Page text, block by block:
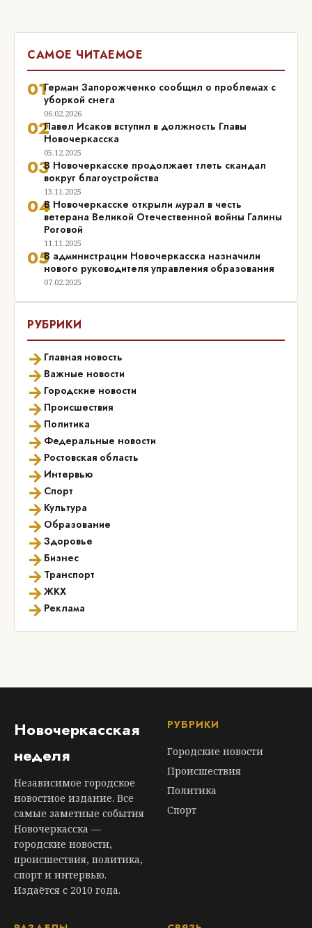
САМОЕ ЧИТАЕМОЕ
01Герман Запорожченко сообщил о проблемах с
уборкой снега
06.02.2026
02Павел Исаков вступил в должность Главы
Новочеркасска
05.12.2025
03В Новочеркасске продолжает тлеть скандал
вокруг благоустройства
13.11.2025
04В Новочеркасске открыли мурал в честь
ветерана Великой Отечественной войны Галины
Роговой
11.11.2025
05В администрации Новочеркасска назначили
нового руководителя управления образования
07.02.2025
РУБРИКИ
→ Главная новость
→ Важные новости
→ Городские новости
→ Происшествия
→ Политика
→ Федеральные новости
→ Ростовская область
→ Интервью
→ Спорт
→ Культура
→ Образование
→Здоровье
→ Бизнес
→ Транспорт
→ЖКХ
→ Реклама
Новочеркасская
неделя
Независимое городское
новостное издание. Все
самые заметные события
Новочеркасска —
городские новости,
происшествия, политика,
спорт и интервью.
Издаётся с 2010 года.
РУБРИКИ
Городские новости
Происшествия
Политика
Спорт